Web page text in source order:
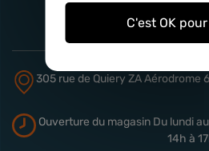
305 rue de Quiery ZA Aérodrome
Ouverture du magasinDu lundi
14h à
C'est OK